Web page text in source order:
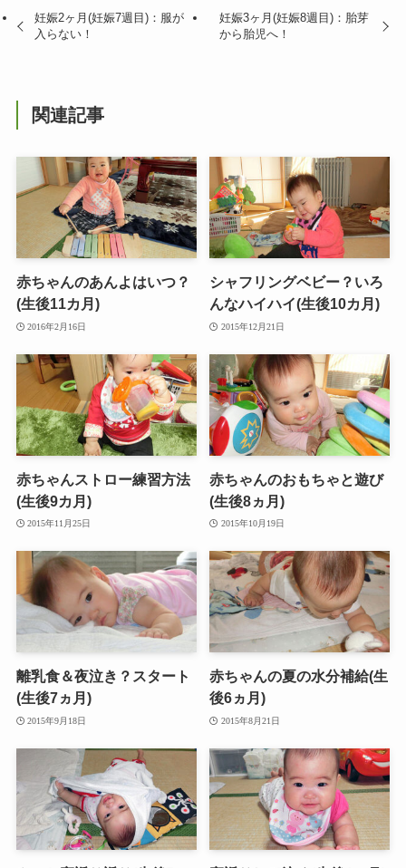
妊娠2ヶ月(妊娠7週目)：服が
入らない！
妊娠3ヶ月(妊娠8週目)：胎芽
から胎児へ！
関連記事
赤ちゃんのあんよはいつ？
(生後11カ月)
2016年2月16日
シャフリングベビー？いろ
んなハイハイ(生後10カ月)
2015年12月21日
赤ちゃんストロー練習方法
(生後9カ月)
2015年11月25日
赤ちゃんのおもちゃと遊び
(生後8ヵ月)
2015年10月19日
離乳食＆夜泣き？スタート
(生後7ヵ月)
2015年9月18日
赤ちゃんの夏の水分補給(生
後6ヵ月)
2015年8月21日